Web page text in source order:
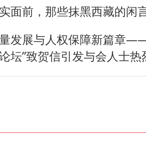
面前，那些抹黑西藏的闲
发展与人权保障新篇章
坛”致贺信引发与会人士热